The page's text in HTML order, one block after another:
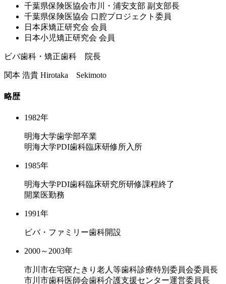
千葉県保険医協会市川・浦安⽀部 副⽀部⻑
千葉県保険医協会 ⼝腔プロジェクト委員
⽇本床矯正研究会 会員
⽇本⼩児矯正研究会 会員
ビバ歯科・矯正歯科 院長
関本 浩貴 Hirotaka Sekimoto
略歴
1982年
明海大学歯学部卒業
明海大学PDI歯科臨床研修所入所
1985年
明海大学PDI歯科臨床研究所研修課程終了
開業医勤務
1991年
ビバ・ファミリー歯科開設
2000～2003年
市川市在宅寝たきり老人等歯科診療特別委員会委員長
市川市歯科医師会歯科介護支援センター運営委員長